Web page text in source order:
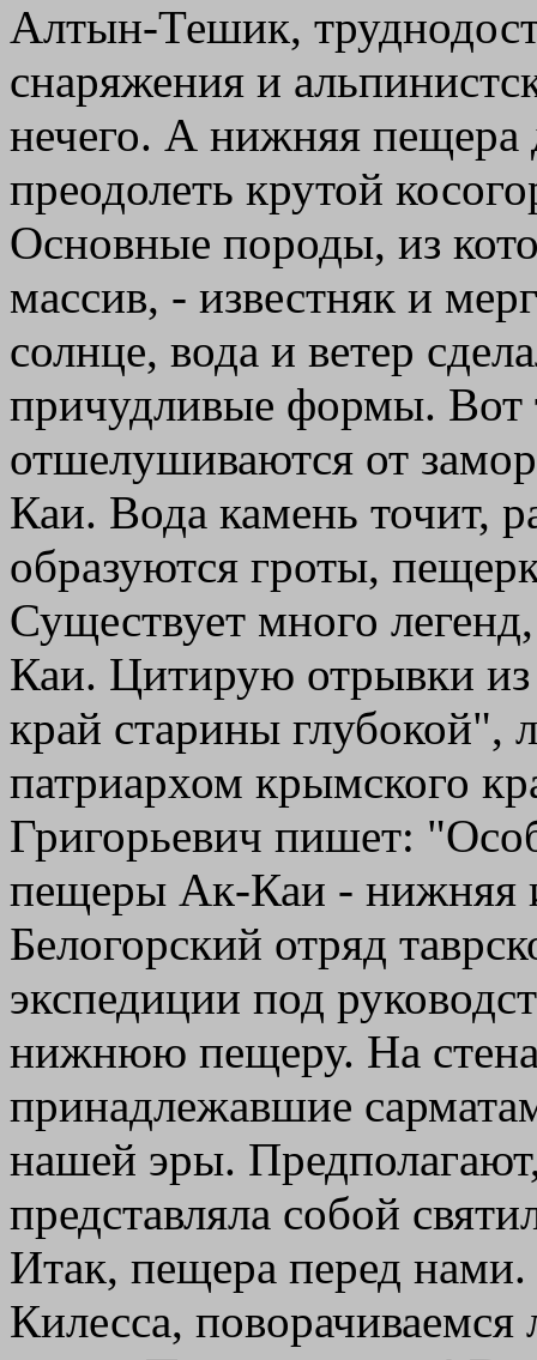
Алтын-Тешик,
снаряжения и
нечего. А нижняя пещера
преодолеть крутой
Основные породы, из
массив, - известняк и
солнце, вода и ветер
причудливые формы. Вот
отшелушиваются от
Каи. Вода камень точит,
образуются гроты,
Существует много
Каи. Цитирую отрывки
край старины глубокой",
патриархом крымского
Григорьевич пишет:
пещеры Ак-Каи - нижняя
Белогорский отряд
экспедиции под
нижнюю пещеру. На
принадлежавшие
нашей эры.
представляла собой
Итак, пещера перед
Килесса,